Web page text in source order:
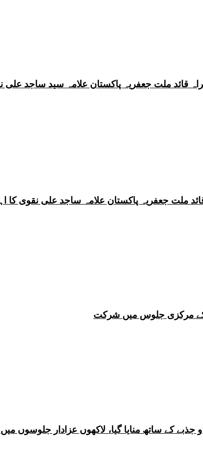
قائد ملت جعفریہ پاکستان علامہ سید ساجد علی
کے مرکزی جلوس میں شرکت